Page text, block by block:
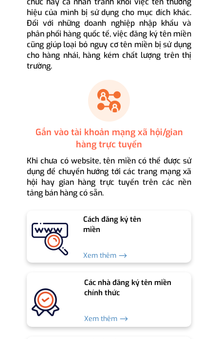
hiệu của mình bị sử dụng cho mục đích khác.
Đối với những doanh nghiệp nhập khẩu và
phân phối hàng quốc tế, việc đăng ký tên miền
cũng giúp loại bỏ nguy cơ tên miền bị sử dụng
cho hàng nhái, hàng kém chất lượng trên thị
trường.
Gắn vào tài khoản mạng xã hội/gian
hàng trực tuyến
Khi chưa có website, tên miền có thể được sử
dụng để chuyển hướng tới các trang mạng xã
hội hay gian hàng trực tuyến trên các nền
tảng bán hàng có sẵn.
Cách đăng ký tên
miền
Xem thêm ⟶
Các nhà đăng ký tên miền
chính thức
Xem thêm ⟶